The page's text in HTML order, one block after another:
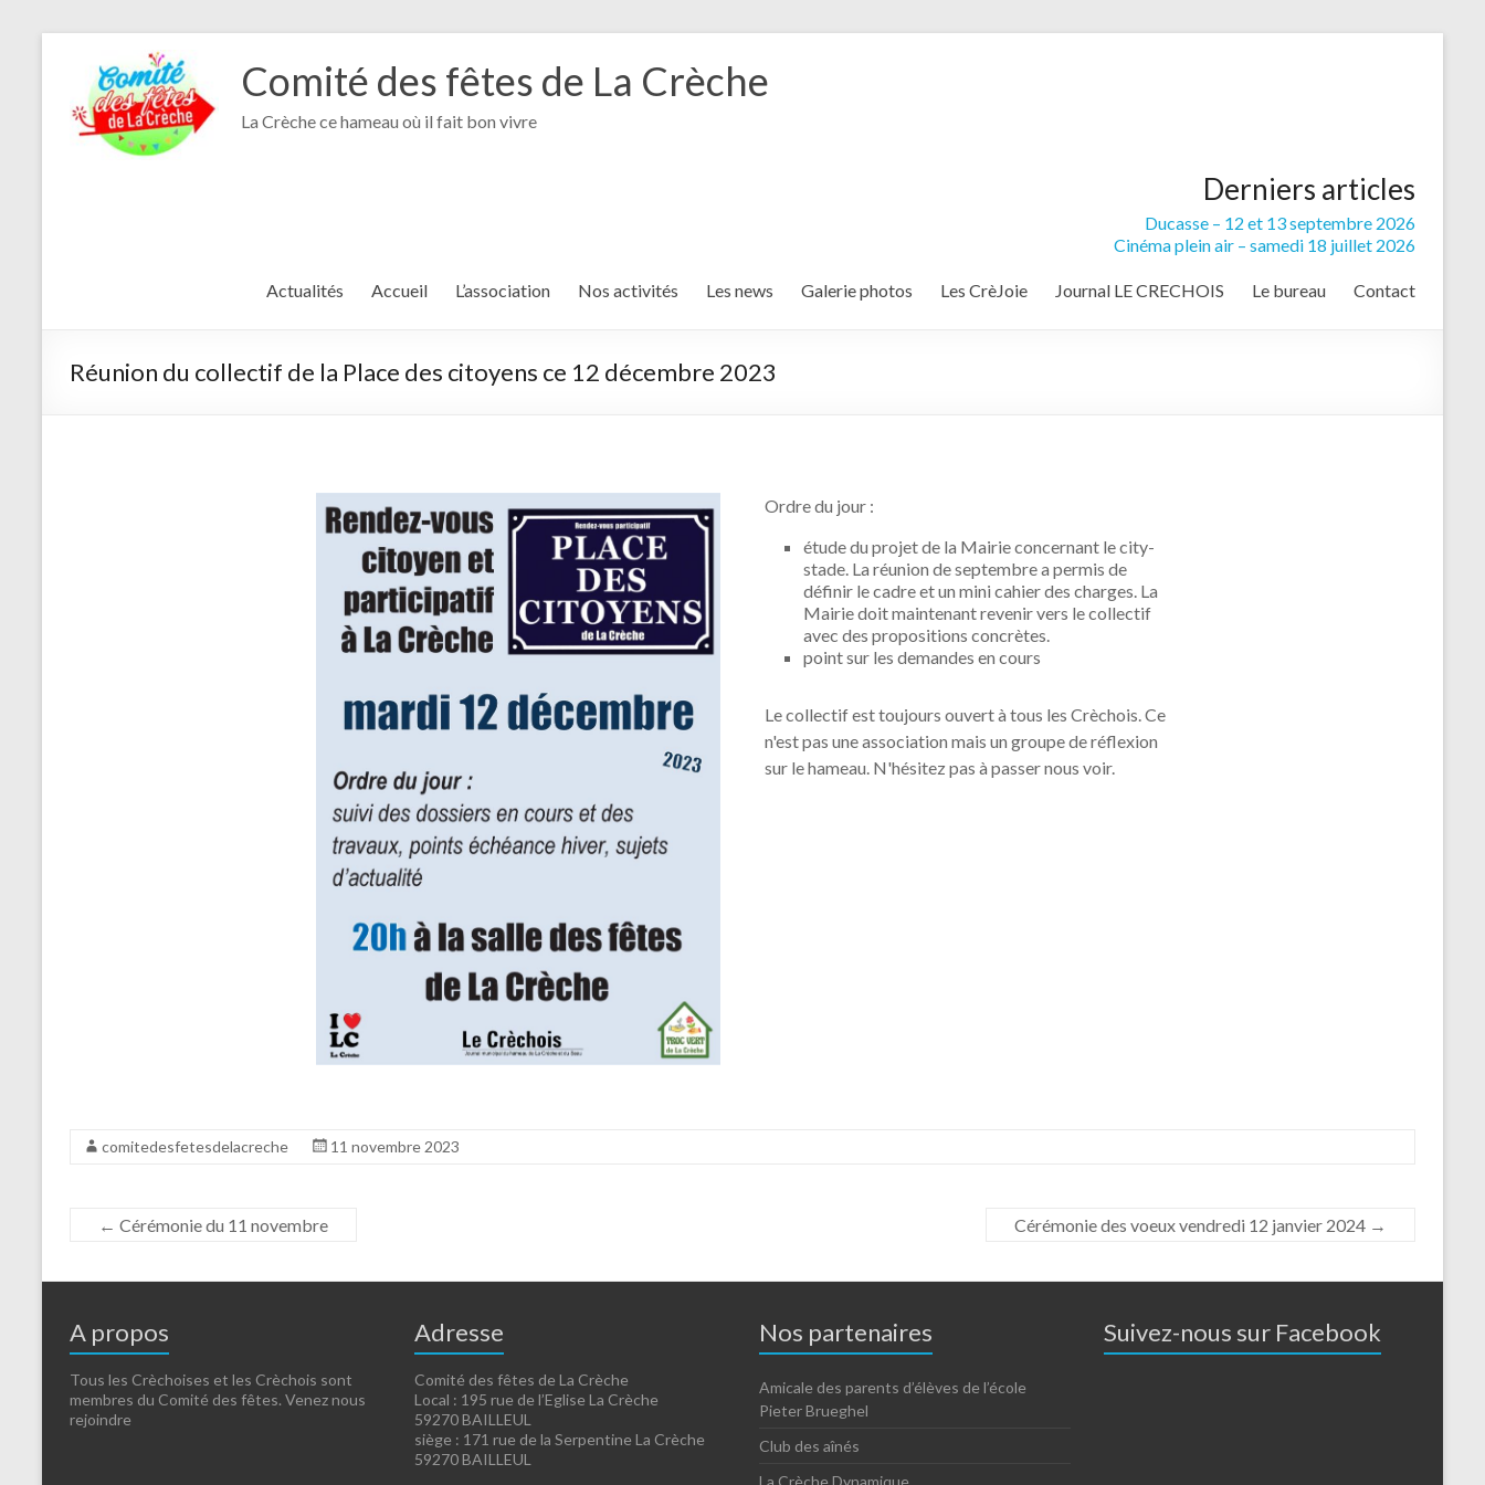
Comité des fêtes de La Crèche
La Crèche ce hameau où il fait bon vivre
Derniers articles
Ducasse – 12 et 13 septembre 2026
Cinéma plein air – samedi 18 juillet 2026
Actualités Accueil L’association Nos activités Les news Galerie photos Les CrèJoie Journal LE CRECHOIS Le bureau Contact
Réunion du collectif de la Place des citoyens ce 12 décembre 2023
Ordre du jour :
étude du projet de la Mairie concernant le city-
stade. La réunion de septembre a permis de
définir le cadre et un mini cahier des charges. La
Mairie doit maintenant revenir vers le collectif
avec des propositions concrètes.
point sur les demandes en cours
Le collectif est toujours ouvert à tous les Crèchois. Ce
n'est pas une association mais un groupe de réflexion
sur le hameau. N'hésitez pas à passer nous voir.
comitedesfetesdelacreche 11 novembre 2023
← Cérémonie du 11 novembre Cérémonie des voeux vendredi 12 janvier 2024 →
A propos
Tous les Crèchoises et les Crèchois sont
membres du Comité des fêtes. Venez nous
rejoindre
Adresse
Comité des fêtes de La Crèche
Local : 195 rue de l’Eglise La Crèche
59270 BAILLEUL
siège : 171 rue de la Serpentine La Crèche
59270 BAILLEUL
Nos partenaires
Amicale des parents d’élèves de l’école
Pieter Brueghel
Club des aînés
La Crèche Dynamique
Suivez-nous sur Facebook